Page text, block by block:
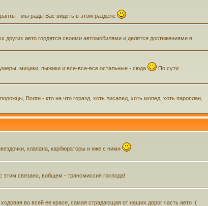
- мы рады Вас видеть в этом разделе
авто гордятся своими автомобилями и делятся достижениями в
мицики, пыжики и все-все-все остальные - сюда
По сути
Волги - кто на что горазд, хоть лисапед, хоть мопед, хоть пароплан,
клапана, карбюраторы и иже с ними
этим связано, вобщем - трансмиссия господа!
во всей ее красе, самая страдающая от наших дорог часть авто :(